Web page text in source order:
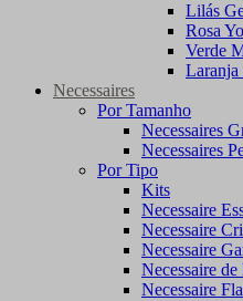
Lilás
Rosa
Verde
Laranja
Necessaires
Por Tamanho
Necessaires
Necessaires
Por Tipo
Kits
Necessaire
Necessaire
Necessaire
Necessaire de
Necessaire